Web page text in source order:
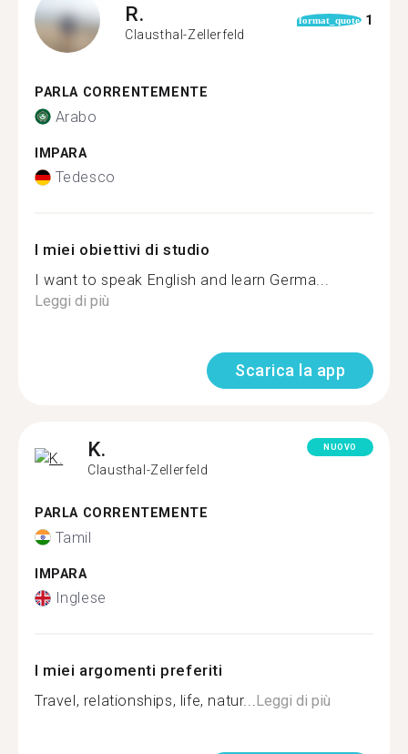
R.
Clausthal-Zellerfeld
format_quote 1
PARLA CORRENTEMENTE
Arabo
IMPARA
Tedesco
I miei obiettivi di studio
I want to speak English and learn Germa...
Leggi di più
Scarica la app
K.
Clausthal-Zellerfeld
NUOVO
PARLA CORRENTEMENTE
Tamil
IMPARA
Inglese
I miei argomenti preferiti
Travel, relationships, life, natur...Leggi di più